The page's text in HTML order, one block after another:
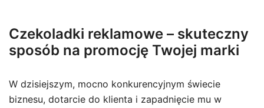
Czekoladki reklamowe – skuteczny
sposób na promocję Twojej marki
W dzisiejszym, mocno konkurencyjnym świecie
biznesu, dotarcie do klienta i zapadnięcie mu w